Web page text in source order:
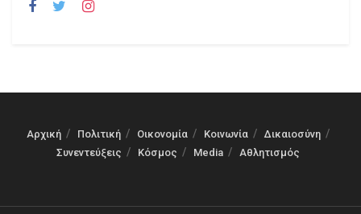
Αρχική Πολιτική Οικονομία Κοινωνία
Δικαιοσύνη
Συνεντεύξεις
Κόσμος Media Αθλητισμός